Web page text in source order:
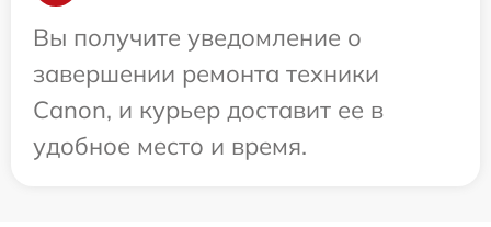
Вы получите уведомление о
завершении ремонта техники
Canon, и курьер доставит ее в
удобное место и время.